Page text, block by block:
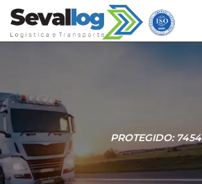
PROTEGIDO: 7454